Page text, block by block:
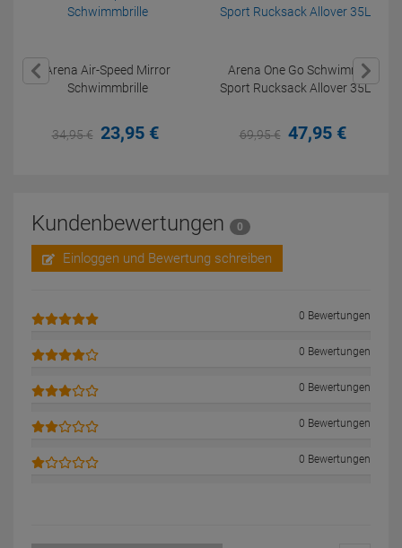
Arena Air-Speed Mirror
Schwimmbrille
34,95€ 23,95 €
Arena One Go Schwimm
Sport Rucksack Allover 35L
69,95€ 47,95 €
Kundenbewertungen 0
Einloggen und Bewertung schreiben
0 Bewertungen
0 Bewertungen
0 Bewertungen
0 Bewertungen
0 Bewertungen